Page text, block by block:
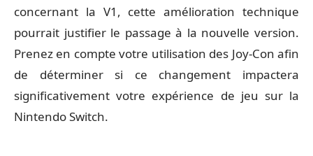
concernant la V1, cette amélioration technique
pourrait justifier le passage à la nouvelle version.
Prenez en compte votre utilisation des Joy-Con afin
de déterminer si ce changement impactera
significativement votre expérience de jeu sur la
Nintendo Switch.